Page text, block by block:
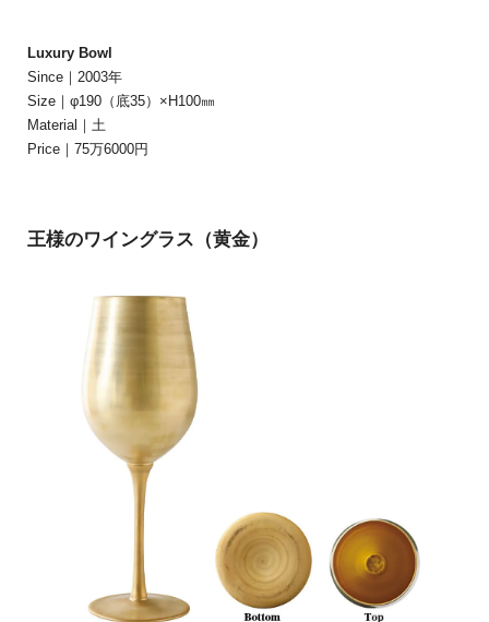
Luxury Bowl
Since｜2003年
Size｜φ190（底35）×H100㎜
Material｜土
Price｜75万6000円
王様のワイングラス（黄金）